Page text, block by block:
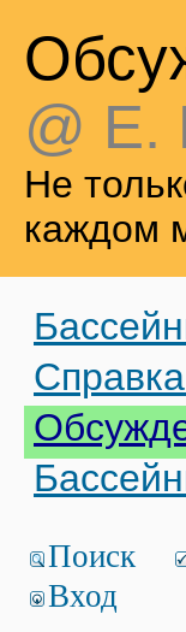
@ Е.
Не
каждом
Поиск
Вход